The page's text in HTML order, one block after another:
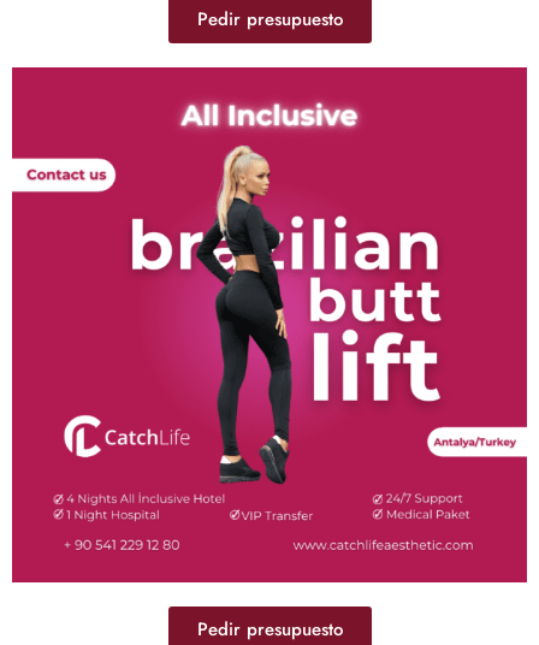
Pedir presupuesto
Pedir presupuesto